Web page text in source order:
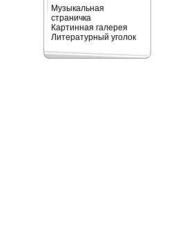
Музыкальная
страничка
Картинная галерея
Литературный уголок